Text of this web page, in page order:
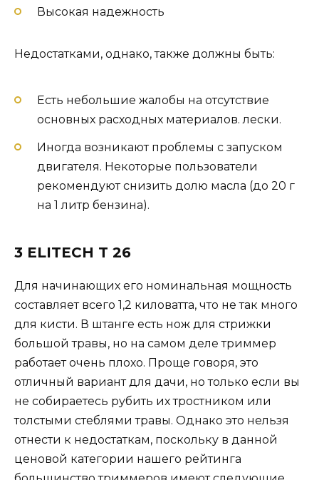
Высокая надежность
Недостатками, однако, также должны быть:
Есть небольшие жалобы на отсутствие
основных расходных материалов. лески.
Иногда возникают проблемы с запуском
двигателя. Некоторые пользователи
рекомендуют снизить долю масла (до 20 г
на 1 литр бензина).
3 ELITECH T 26
Для начинающих его номинальная мощность
составляет всего 1,2 киловатта, что не так много
для кисти. В штанге есть нож для стрижки
большой травы, но на самом деле триммер
работает очень плохо. Проще говоря, это
отличный вариант для дачи, но только если вы
не собираетесь рубить их тростником или
толстыми стеблями травы. Однако это нельзя
отнести к недостаткам, поскольку в данной
ценовой категории нашего рейтинга